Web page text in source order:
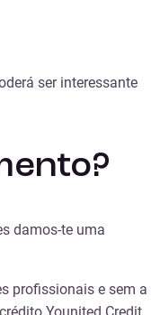
ser interessante
damos-te uma
profissionais e sem a
Younited Credit.